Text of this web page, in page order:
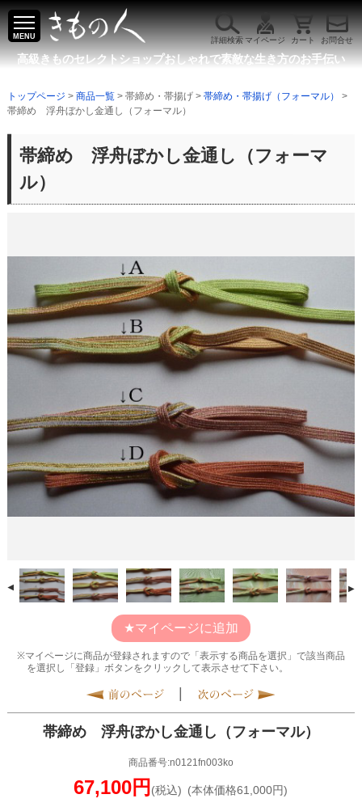
MENU
高級きものセレクトショップおしゃれで素敵な生き方のお手伝い
詳細検索マイページ カート お問合せ
トップページ > 商品一覧> 帯締め・帯揚げ > 帯締め・帯揚げ（フォーマル）
>
帯締め 浮舟ぼかし金通し（フォーマル）
帯締め 浮舟ぼかし金通し（フォーマ
ル）
マイページに追加
マイページに商品が登録されますので「表示する商品を選択」で該当商品
を選択し「登録」ボタンをクリックして表示させて下さい。
帯締め 浮舟ぼかし金通し（フォーマル）
商品番号:n0121fn003ko
67,100円 (税込) (本体価格61,000円)